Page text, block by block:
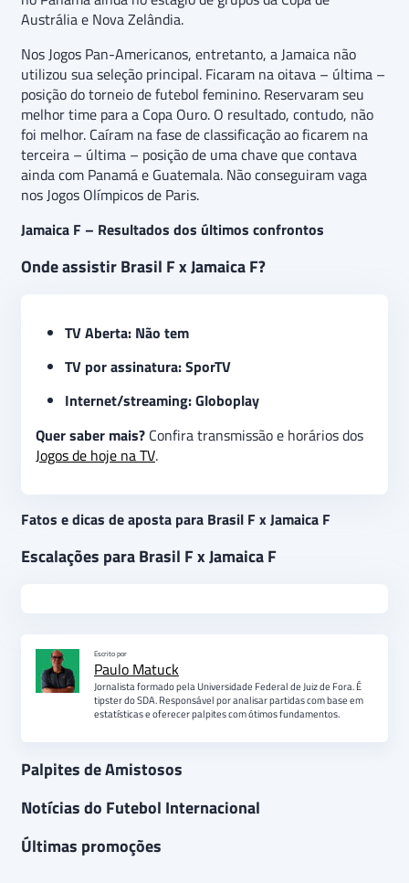
Austrália e Nova Zelândia.
Nos Jogos Pan-Americanos, entretanto, a Jamaica não
utilizou sua seleção principal. Ficaram na oitava – última –
posição do torneio de futebol feminino. Reservaram seu
melhor time para a Copa Ouro. O resultado, contudo, não
foi melhor. Caíram na fase de classificação ao ficarem na
terceira – última – posição de uma chave que contava
ainda com Panamá e Guatemala. Não conseguiram vaga
nos Jogos Olímpicos de Paris.
Jamaica F – Resultados dos últimos confrontos
Onde assistir Brasil F x Jamaica F?
TV Aberta: Não tem
TV por assinatura: SporTV
Internet/streaming: Globoplay
Quer saber mais? Confira transmissão e horários dos
Jogos de hoje na TV.
Fatos e dicas de aposta para Brasil F x Jamaica F
Escalações para Brasil F x Jamaica F
Escrito por
Paulo Matuck
Jornalista formado pela Universidade Federal de Juiz de Fora. É
tipster do SDA. Responsável por analisar partidas com base em
estatísticas e oferecer palpites com ótimos fundamentos.
Palpites de Amistosos
Notícias do Futebol Internacional
Últimas promoções